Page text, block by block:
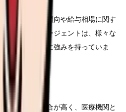
域特有の面接傾向や給与相場に関す
、全国展開エージェントは、様々な
ウハウの提供に強みを持っていま
公開求人の割合が高く、医療機関と